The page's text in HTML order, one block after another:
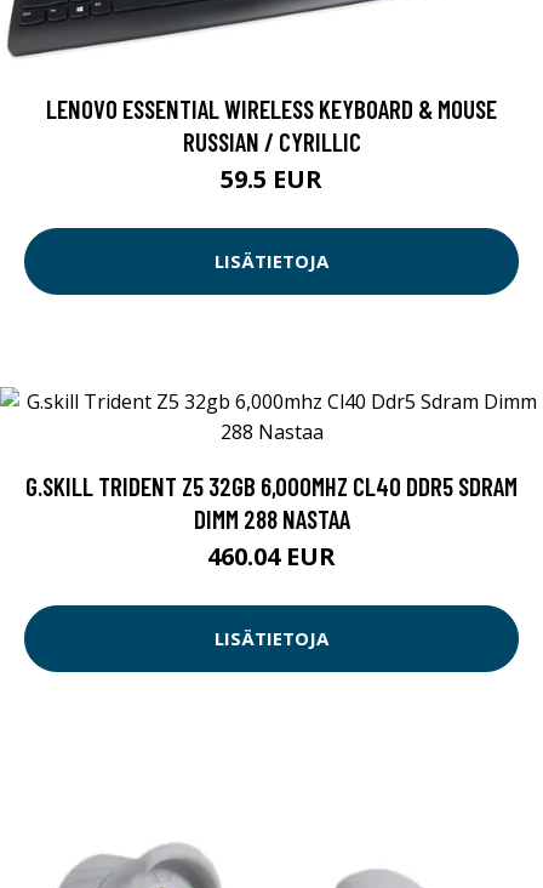
LENOVO ESSENTIAL WIRELESS KEYBOARD & MOUSE
RUSSIAN / CYRILLIC
59.5 EUR
LISÄTIETOJA
G.SKILL TRIDENT Z5 32GB 6,000MHZ CL40 DDR5 SDRAM
DIMM 288 NASTAA
460.04 EUR
LISÄTIETOJA